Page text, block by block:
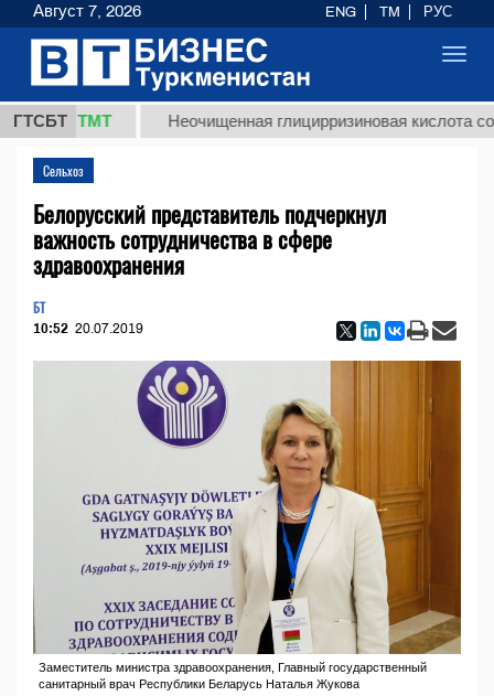
ГТСБТ
37,8 ТМТ Неочищенная глицирризиновая кислота
Сельхоз
Белорусский представитель подчеркнул
важность сотрудничества в сфере
здравоохранения
БТ
10:52 20.07.2019
Заместитель министра здравоохранения, Главный государственный
санитарный врач Республики Беларусь Наталья Жукова
Август 7, 2026 ENG TM РУС